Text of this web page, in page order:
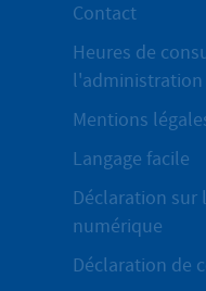
Contact
Heures de
Mentions
Langage facile
Déclaration sur
numérique
Déclaration de